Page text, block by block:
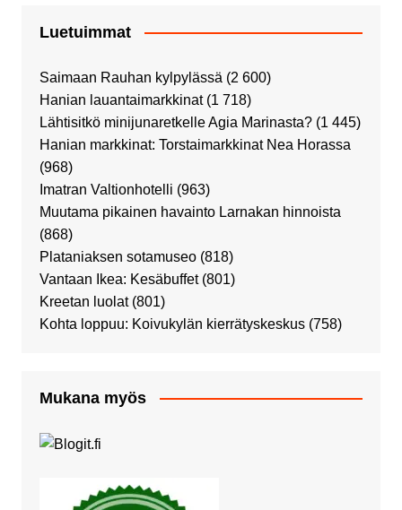
Luetuimmat
Saimaan Rauhan kylpylässä (2 600)
Hanian lauantaimarkkinat (1 718)
Lähtisitkö minijunaretkelle Agia Marinasta? (1 445)
Hanian markkinat: Torstaimarkkinat Nea Horassa
(968)
Imatran Valtionhotelli (963)
Muutama pikainen havainto Larnakan hinnoista
(868)
Plataniaksen sotamuseo (818)
Vantaan Ikea: Kesäbuffet (801)
Kreetan luolat (801)
Kohta loppuu: Koivukylän kierrätyskeskus (758)
Mukana myös